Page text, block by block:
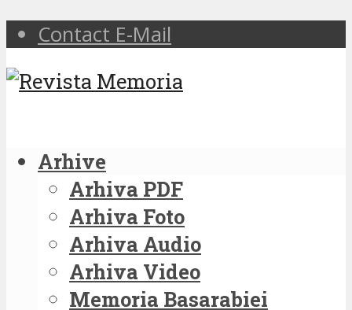
Contact E-Mail
Arhive
Arhiva PDF
Arhiva Foto
Arhiva Audio
Arhiva Video
Memoria Basarabiei